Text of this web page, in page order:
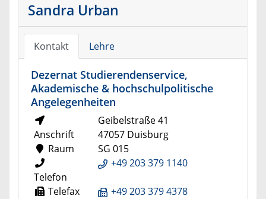
Sandra Urban
Kontakt Lehre
Dezernat Studierendenservice,
Akademische & hochschulpolitische
Angelegenheiten
Anschrift
Geibelstraße 41
47057 Duisburg
Raum
SG 015
Telefon
+49 203 379 1140
Telefax
+49 203 379 4378